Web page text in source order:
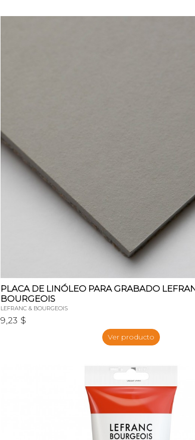
PLACA DE LINÓLEO PARA GRABADO
BOURGEOIS
LEFRANC & BOURGEOIS
9,23 $
Ver producto